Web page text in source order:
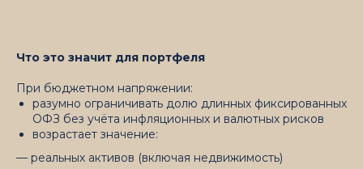
Что это значит для портфеля
При бюджетном напряжении:
разумно ограничивать долю длинных фиксированных
ОФЗ без учёта инфляционных и валютных рисков
возрастает значение:
— реальных активов (включая недвижимость)